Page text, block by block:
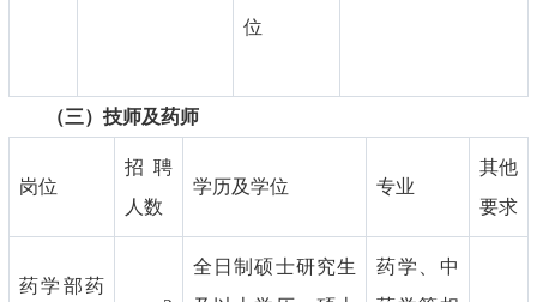
位
（三）技师及药师
岗位
招聘
人数
学历及学位 专业
其他
要求
药学部药
全日制硕士研究生
药学、中